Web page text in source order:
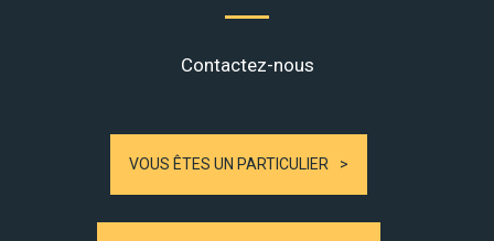
Contactez-nous
VOUS ÊTES UN PARTICULIER